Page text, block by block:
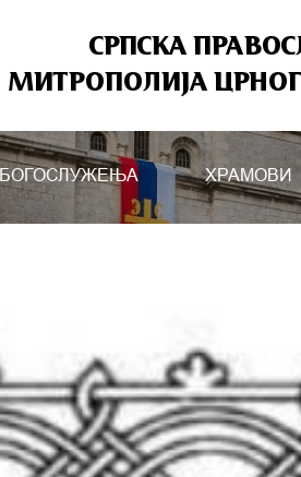
СРПСКА
МИТРОПОЛИЈА
БОГОСЛУЖЕЊА ХРАМОВИ